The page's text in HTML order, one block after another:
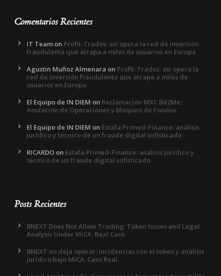
Comentarios Recientes
IT Team on Profit-Trades: así opera la red de inversión
fraudulenta que atrapa a miles de usuarios en Europa
Agustin Muñoz Almenara on Profit-Trades: así opera la
red de inversión fraudulenta que atrapa a miles de
usuarios en Europa
El Equipo de IN DIEM on Reclamación MXC Bit2Me:
Anulación de Operaciones y Bloqueo de Fondos
El Equipo de IN DIEM on Estafa Primed-Finance: análisis
jurídico y técnico de un fraude digital sofisticado
RICARDO on Estafa Primed-Finance: análisis jurídico y
técnico de un fraude digital sofisticado
Posts Recientes
BNEXT Does Not Allow Trading: Token Issues and Legal
Analysis Under MiCA. Real Case.
BNEXT no deja operar: incidencias con el token y análisis
jurídico bajo MiCA. Caso Real.